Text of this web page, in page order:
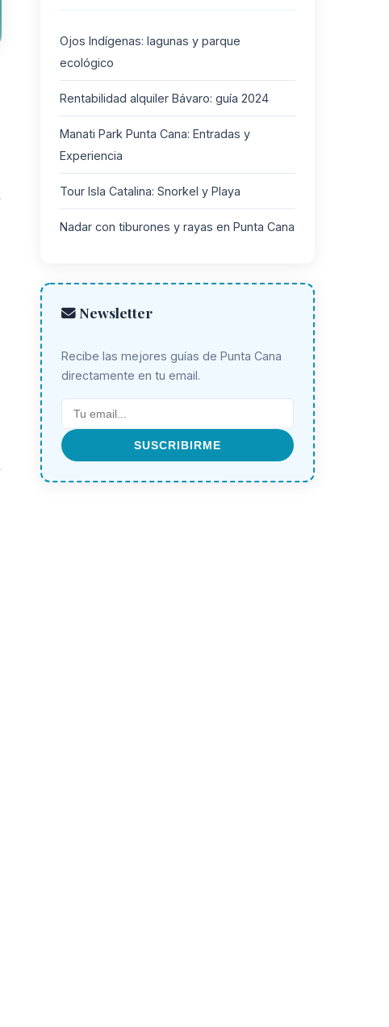
Ojos Indígenas: lagunas y parque
ecológico
Rentabilidad alquiler Bávaro: guía 2024
Manati Park Punta Cana: Entradas y
Experiencia
Tour Isla Catalina: Snorkel y Playa
Nadar con tiburones y rayas en Punta Cana
Newsletter
Recibe las mejores guías de Punta Cana
directamente en tu email.
SUSCRIBIRME